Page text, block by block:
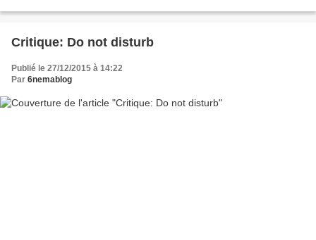
Critique: Do not disturb
Publié le 27/12/2015 à 14:22
Par 6nemablog